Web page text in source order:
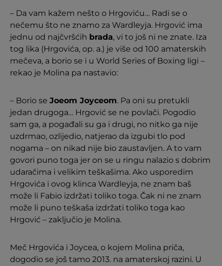
– Da vam kažem nešto o Hrgoviću… Radi se o
nečemu što ne znamo za Wardleyja. Hrgović ima
jednu od najčvršćih brada, vi to još ni ne znate. Iza
tog lika (Hrgovića, op. a.) je više od 100 amaterskih
mečeva, a borio se i u World Series of Boxing ligi –
rekao je Molina pa nastavio:
– Borio se Joeom Joyceom. Pa oni su pretukli
jedan drugoga… Hrgović se ne povlači. Pogodio
sam ga, a pogađali su ga i drugi, no nitko ga nije
uzdrmao, ozlijedio, natjerao da izgubi tlo pod
nogama – on nikad nije bio zaustavljen. A to vam
govori puno toga jer on se u ringu nalazio s dobrim
udaračima i velikim teškašima. Ako usporedim
Hrgovića i ovog klinca Wardleyja, ne znam baš
može li Fabio izdržati toliko toga. Čak ni ne znam
može li puno teškaša izdržati toliko toga kao
Hrgović – zaključio je Molina.
Meč Hrgovića i Joycea, o kojem Molina priča,
dogodio se još tamo 2013. na amaterskoj razini. U